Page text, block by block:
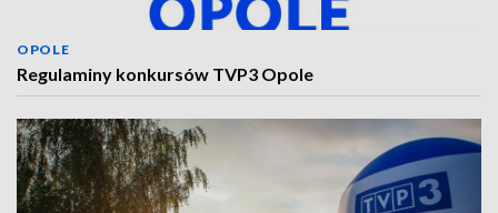
OPOLE
Regulaminy konkursów TVP3 Opole